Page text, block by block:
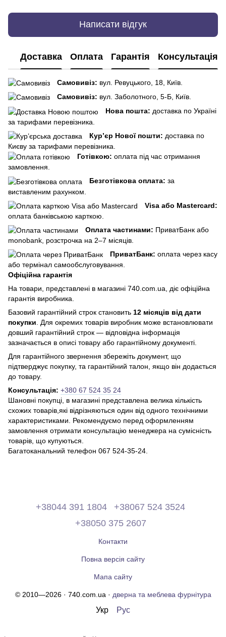
Написати відгук
Доставка Оплата Гарантія Консультація
Самовивіз: вул. Ревуцького, 18, Київ.
Самовивіз: вул. Заболотного, 5-Б, Київ.
Нова пошта: доставка по Україні
за тарифами перевізника.
Кур’єр Нової пошти: доставка по
Києву за тарифами перевізника.
Готівкою: оплата під час отримання
замовлення.
Безготівкова оплата: за
виставленим рахунком.
Visa або Mastercard:
оплата банківською карткою.
Оплата частинами: ПриватБанк або
monobank, розстрочка на 2–7 місяців.
ПриватБанк: оплата через касу
або термінал самообслуговування.
Офіційна гарантія
На товари, представлені в магазині 740.com.ua, діє офіційна
гарантія виробника.
Базовий гарантійний строк становить 12 місяців від дати
покупки. Для окремих товарів виробник може встановлювати
довший гарантійний строк — відповідна інформація
зазначається в описі товару або гарантійному документі.
Для гарантійного звернення збережіть документ, що
підтверджує покупку, та гарантійний талон, якщо він додається
до товару.
Консультація: +380 67 524 35 24
Шановні покупці, в магазині представлена ​​велика кількість
схожих товарів,які відрізняються один від одного технічними
характеристиками. Рекомендуємо перед оформленням
замовлення отримати консультацію менеджера на сумісність
товарів, що купуються.
Багатоканальний телефон 067 524-35-24.
+38044 391 1804
+38067 524 3524
+38050 375 2607
Контакти
Повна версія сайту
Мапа сайту
© 2010—2026 · 740.com.ua · дверна та меблева фурнітура
Укр Рус